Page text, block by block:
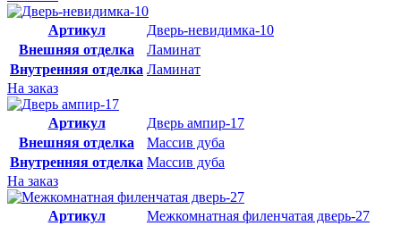
Артикул
Дверь-невидимка-10
Внешняя отделка
Ламинат
Внутренняя отделка Ламинат
На заказ
Артикул
Дверь ампир-17
Внешняя отделка
Массив дуба
Внутренняя отделка Массив дуба
На заказ
Артикул
Межкомнатная филенчатая дверь-27